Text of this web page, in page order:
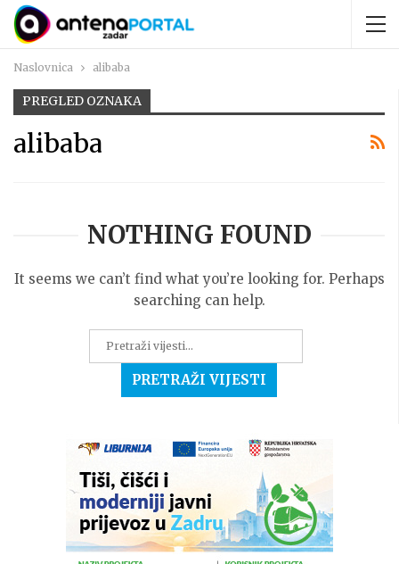
Naslovnica alibaba
PREGLED OZNAKA
alibaba
NOTHING FOUND
It seems we can’t find what you’re looking for. Perhaps
searching can help.